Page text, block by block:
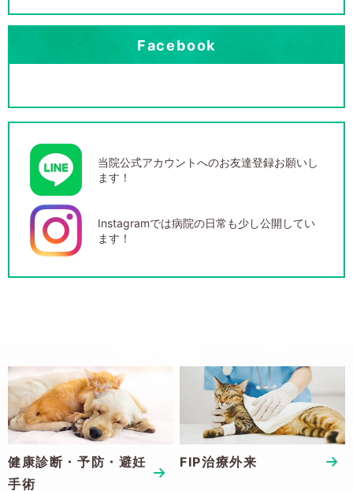
「再発見」へ
犬・猫の熱中症にご注意ください！暑さは命に関わ
2025/05/08
GS441524の価格改定のお知らせ
2025/05/01
我が家に子猫がやってきた！～はじめての猫ちゃん
との暮らし～
2025/04/28
我が家に子犬がやってきた！～はじめてのワンちゃ
んとの暮らし～
2025/04/25
Facebook
当院公式アカウントへのお友達登録お願いし
ます！
Instagramでは病院の日常も少し公開してい
ます！
健康診断・予防・避妊
手術
FIP治療外来